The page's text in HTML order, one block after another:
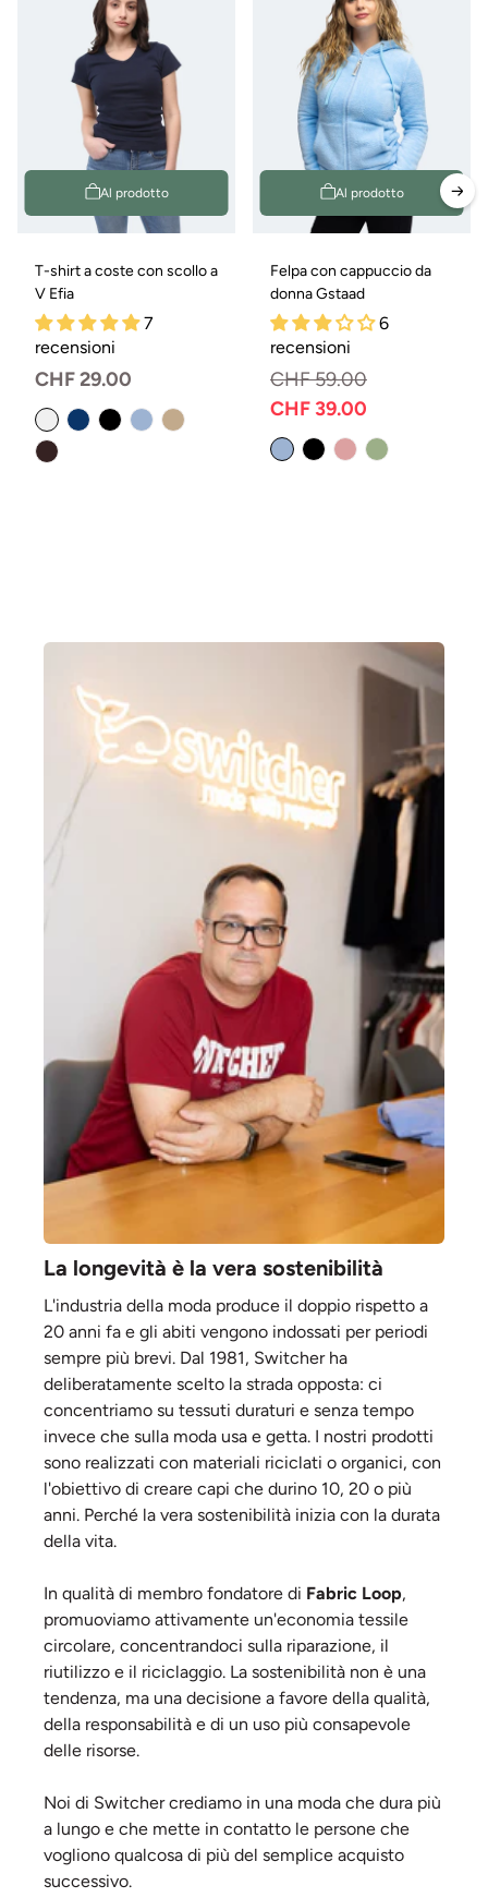
Al prodotto
T-shirt a coste con scollo a
V Efia
7
recensioni
Prezzo
normale
CHF 29.00
Al prodotto
Felpa con cappuccio da
donna Gstaad
6
recensioni
Prezzo
normale
CHF 59.00
Prezzo
di
CHF 39.00
La longevità è la vera sostenibilità
L'industria della moda produce il doppio rispetto a
20 anni fa e gli abiti vengono indossati per periodi
sempre più brevi. Dal 1981, Switcher ha
deliberatamente scelto la strada opposta: ci
concentriamo su tessuti duraturi e senza tempo
invece che sulla moda usa e getta. I nostri prodotti
sono realizzati con materiali riciclati o organici, con
l'obiettivo di creare capi che durino 10, 20 o più
anni. Perché la vera sostenibilità inizia con la durata
della vita.
In qualità di membro fondatore di Fabric Loop,
promuoviamo attivamente un'economia tessile
circolare, concentrandoci sulla riparazione, il
riutilizzo e il riciclaggio. La sostenibilità non è una
tendenza, ma una decisione a favore della qualità,
della responsabilità e di un uso più consapevole
delle risorse.
Noi di Switcher crediamo in una moda che dura più
a lungo e che mette in contatto le persone che
vogliono qualcosa di più del semplice acquisto
successivo.